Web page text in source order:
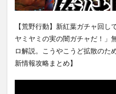
【荒野行動】新紅葉ガチャ回
ヤミヤミの実の闇ガチャだ！」
ロ解説。こうやこうど拡散のた
新情報攻略まとめ】